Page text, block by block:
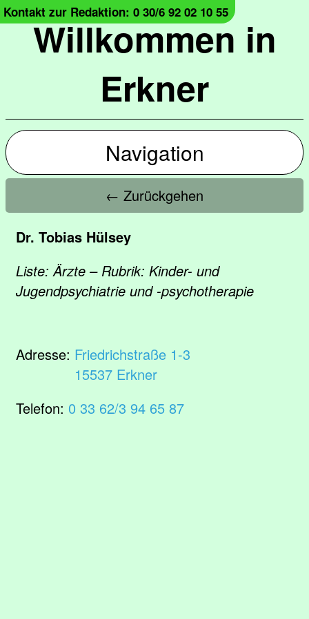
Willkommen in
Erkner
Kontakt zur Redaktion: 0 30/6 92 02 10 55
Navigation
← Zurückgehen
Dr. Tobias Hülsey
Liste: Ärzte – Rubrik: Kinder- und
Jugendpsychiatrie und -psychotherapie
Adresse: Friedrichstraße 1-3
15537 Erkner
Telefon: 0 33 62/3 94 65 87